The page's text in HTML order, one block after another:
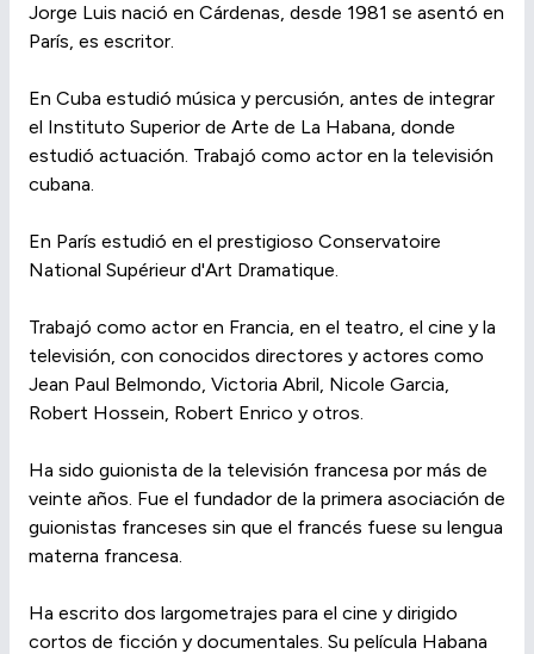
Jorge Luis nació en Cárdenas, desde 1981 se asentó en
París, es escritor.
En Cuba estudió música y percusión, antes de integrar
el Instituto Superior de Arte de La Habana, donde
estudió actuación. Trabajó como actor en la televisión
cubana.
En París estudió en el prestigioso Conservatoire
National Supérieur d'Art Dramatique.
Trabajó como actor en Francia, en el teatro, el cine y la
televisión, con conocidos directores y actores como
Jean Paul Belmondo, Victoria Abril, Nicole Garcia,
Robert Hossein, Robert Enrico y otros.
Ha sido guionista de la televisión francesa por más de
veinte años. Fue el fundador de la primera asociación de
guionistas franceses sin que el francés fuese su lengua
materna francesa.
Ha escrito dos largometrajes para el cine y dirigido
cortos de ficción y documentales. Su película Habana